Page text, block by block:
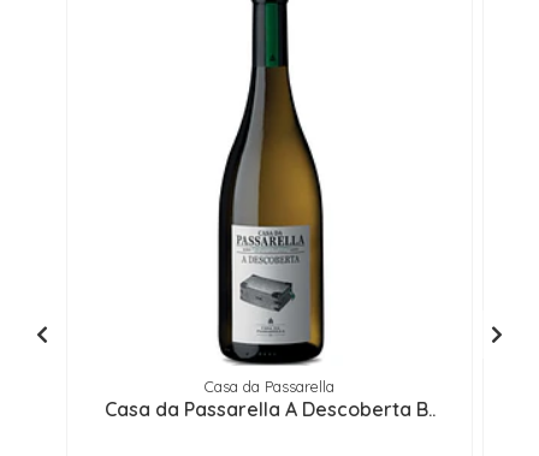
Casa da Passarella
Casa da Passarella A Descoberta B..